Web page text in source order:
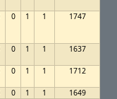
0 1 1 1747
0 1 1 1637
0 1 1 1712
0 1 1 1649